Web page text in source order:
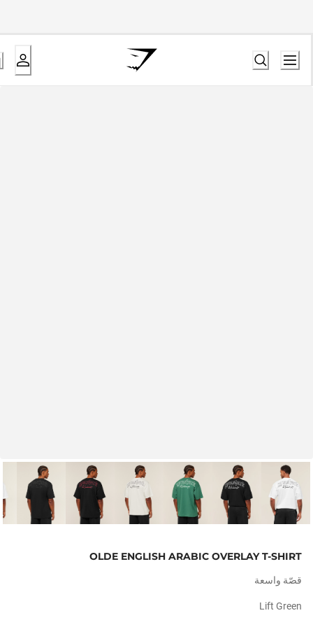
OLDE ENGLISH ARABIC OVERLAY T-SHIRT
قصّة واسعة
Lift Green